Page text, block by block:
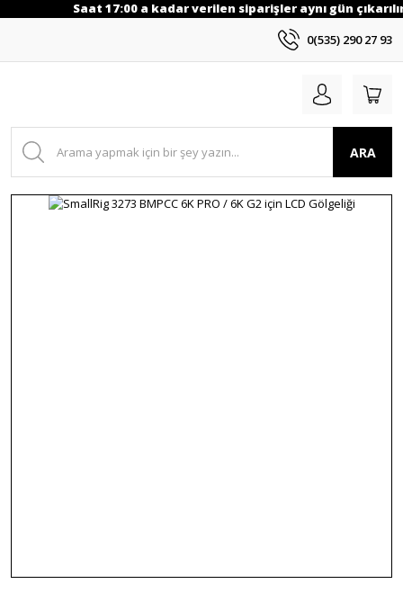
Saat 17:00 a kadar verilen siparişler aynı gün
0(535) 290 27 93
ARA